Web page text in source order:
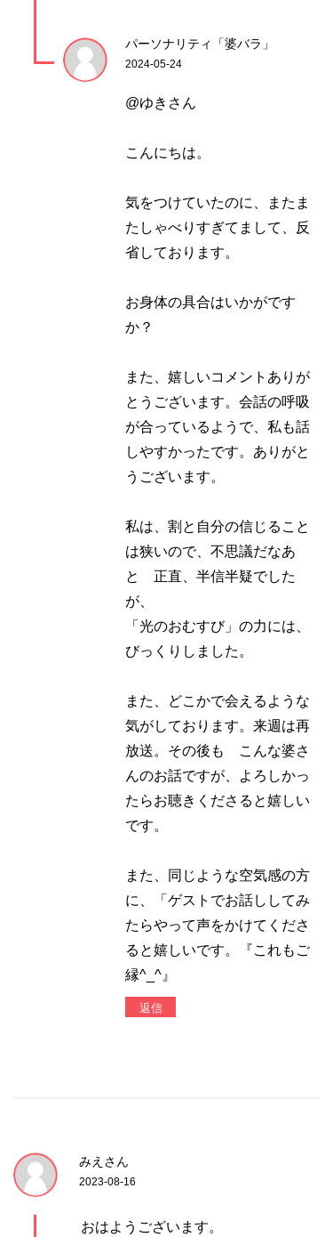
パーソナリティ「婆バラ」
2024-05-24
@ゆきさん
こんにちは。
気をつけていたのに、またま
たしゃべりすぎてまして、反
省しております。
お身体の具合はいかがです
か？
また、嬉しいコメントありが
とうございます。会話の呼吸
が合っているようで、私も話
しやすかったです。ありがと
うございます。
私は、割と自分の信じること
は狭いので、不思議だなあ
と 正直、半信半疑でした
が、
「光のおむすび」の力には、
びっくりしました。
また、どこかで会えるような
気がしております。来週は再
放送。その後も こんな婆さ
んのお話ですが、よろしかっ
たらお聴きくださると嬉しい
です。
また、同じような空気感の方
に、「ゲストでお話ししてみ
たらやって声をかけてくださ
ると嬉しいです。『これもご
縁^_^』
返信
みえさん
2023-08-16
おはようございます。